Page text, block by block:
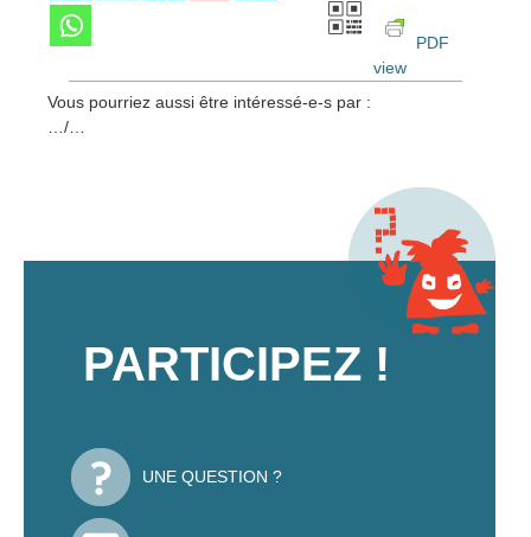
PDF
view
Vous pourriez aussi être intéressé-e-s par :
…/…
PARTICIPEZ !
UNE QUESTION ?